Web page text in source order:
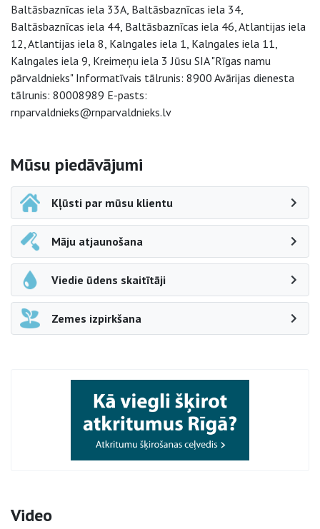
Baltāsbaznīcas iela 33A, Baltāsbaznīcas iela 34,
Baltāsbaznīcas iela 44, Baltāsbaznīcas iela 46, Atlantijas iela
12, Atlantijas iela 8, Kalngales iela 1, Kalngales iela 11,
Kalngales iela 9, Kreimeņu iela 3 Jūsu SIA "Rīgas namu
pārvaldnieks" Informatīvais tālrunis: 8900 Avārijas dienesta
tālrunis: 80008989 E-pasts:
rnparvaldnieks@rnparvaldnieks.lv
Sāna navigācija
Mūsu piedāvājumi
Kļūsti par mūsu klientu
Māju atjaunošana
Viedie ūdens skaitītāji
Zemes izpirkšana
Video